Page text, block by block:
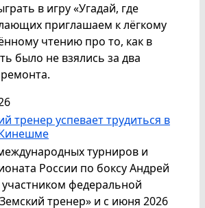
в игру «Угадай, где
приглашаем к лёгкому
чтению про то, как в
было не взялись за два
тренер успевает трудиться в
турниров и
России по боксу Андрей
участником федеральной
тренер» и с июня 2026